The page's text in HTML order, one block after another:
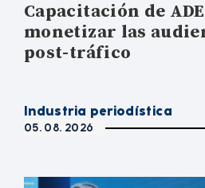
Capacitación de
monetizar las
post-tráfico
Industria periodística
05. 08. 2026